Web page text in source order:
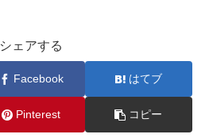
シェアする
Facebook はてブ
Pinterest コピー